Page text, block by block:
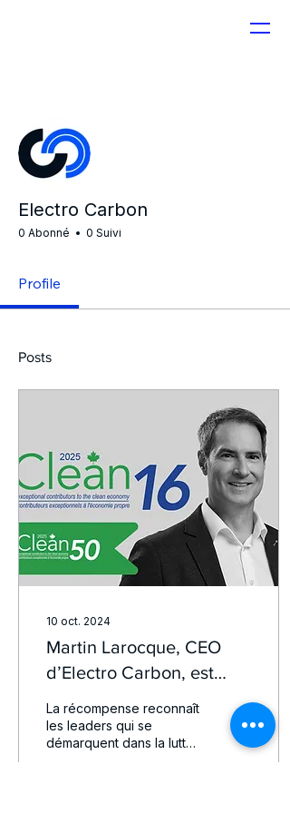
Electro Carbon
0 Abonné 0 Suivi
Profile
Posts
10 oct. 2024
Martin Larocque, CEO
d’Electro Carbon, est
Clean50 & Clean16 du
Canada 2025
La récompense reconnaît
les leaders qui se
démarquent dans la lutte